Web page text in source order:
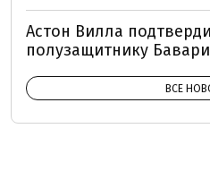
Астон Вилла
полузащитнику
ВСЕ